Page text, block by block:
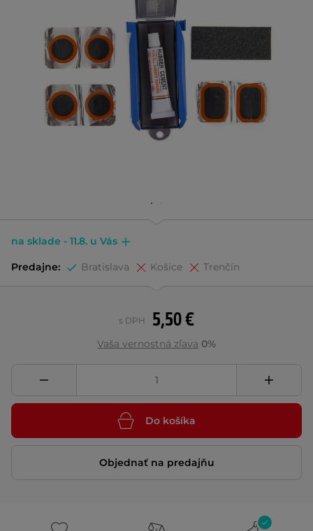
na sklade - 11.8. u Vás
Predajne: Bratislava Košice Trenčín
5,50 €
s DPH
Vaša vernostná zľava 0%
Do košíka
Objednať na predajňu